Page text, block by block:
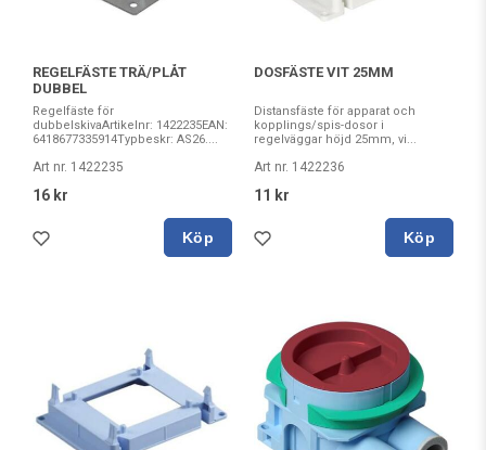
REGELFÄSTE TRÄ/PLÅT
DUBBEL
Regelfäste för
dubbelskivaArtikelnr: 1422235EAN:
6418677335914Typbeskr: AS26....
Art nr. 1422235
16 kr
Köp
DOSFÄSTE VIT 25MM
Distansfäste för apparat och
kopplings/spis-dosor i
regelväggar höjd 25mm, vi...
Art nr. 1422236
11 kr
Köp